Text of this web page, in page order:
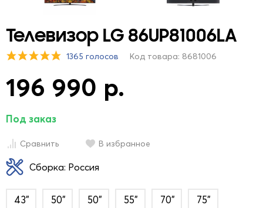
Телевизор LG 86UP81006LA
1365 голосов Код товара: 8681006
196 990 р.
Под заказ
Сравнить В избранное
Сборка: Россия
43" 50" 50" 55" 70" 75"